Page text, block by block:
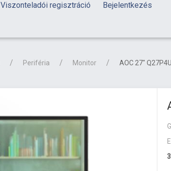
Viszonteladói regisztráció Bejelentkezés
Periféria Monitor AOC 27"